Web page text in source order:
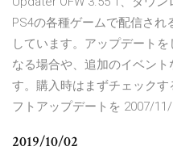
PS4の各種ゲームで配信さ
しています。アップデート
なる場合や、追加のイベン
す。購入時はまずチェック
フトアップデートを 2007/
2019/10/02